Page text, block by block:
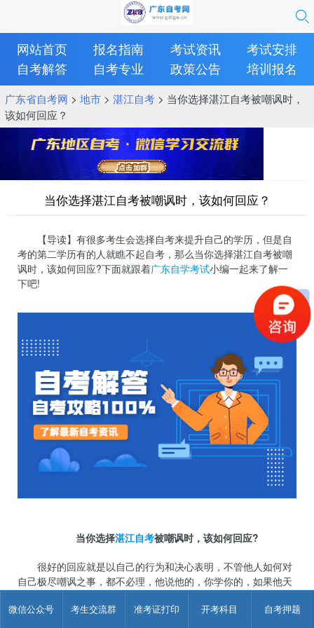
微信公众号 考生交流群 准考证打印 开考科目 自考押题
网站首页 报名指南 考试资讯
考试安排
自考解答
自考专业 政策公告 培训报名
广东省自考网 > 地市> 湛江自考> 当你选择湛江自考被嘲讽时，
该如何回应？
当你选择湛江自考被嘲讽时，该如何回应？
【导读】有很多考生会选择自考来提升自己的学历，但是自
考的第二学历有的人就瞧不起自考，那么当你选择湛江自考被嘲
讽时，该如何回应?下面就跟着广东自学考试小编一起来了解一
下吧!
当你选择湛江自考被嘲讽时，该如何回应?
很好的回应就是以自己的行为和决心表明，不管他人如何对
自己极尽嘲讽之事，都不必理，他说他的，你学你的，如果他天
到图书馆或者自习室之类的地方去复习，去学习。总之，你要坚